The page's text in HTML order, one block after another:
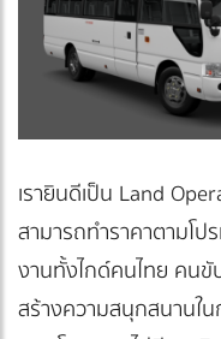
เรายินดีเป็น Land
สามารถทำราคาตามโ
งานทั้งไกด์คนไทย คนขั
สร้างความสนุกสนานใ